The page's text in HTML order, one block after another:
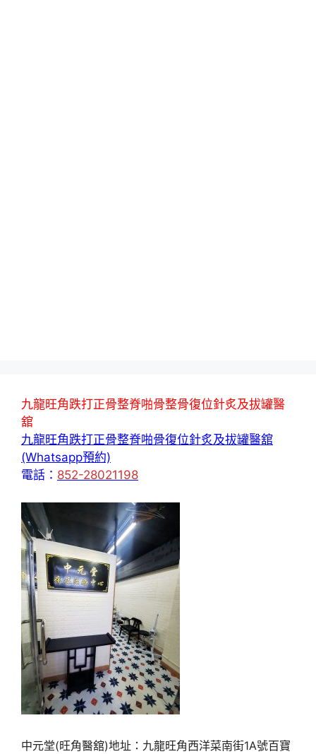
九龍旺角跌打正骨整脊啪骨整骨復位針炙及拔罐醫
舘
九龍旺角跌打正骨整脊啪骨復位針炙及拔罐醫舘
(Whatsapp預約)
電話： 852-28021198
中元堂(旺角醫舘)地址：九龍旺角西洋菜南街1A號百寶